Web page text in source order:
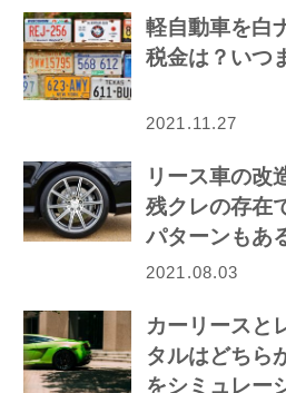
軽自動車を白
税金は？いつ
2021.11.27
リース車の改
残クレの存在
パターンもあ
2021.08.03
カーリースと
タルはどちら
をシミュレー